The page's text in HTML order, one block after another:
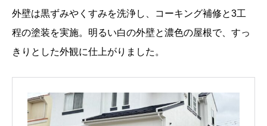
外壁は黒ずみやくすみを洗浄し、コーキング補修と3工
程の塗装を実施。明るい白の外壁と濃色の屋根で、すっ
きりとした外観に仕上がりました。